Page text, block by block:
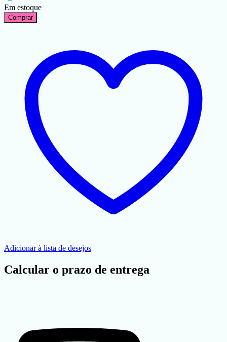
Em estoque
Comprar
Adicionar à lista de desejos
Calcular o prazo de entrega